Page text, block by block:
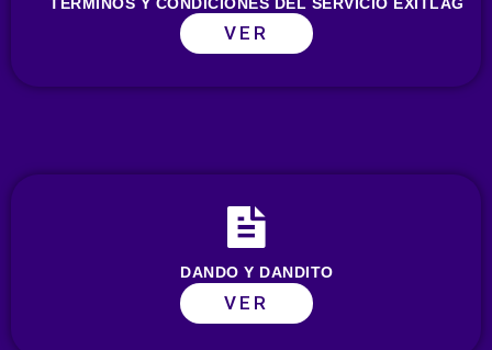
VER
DANDO Y DANDITO
VER